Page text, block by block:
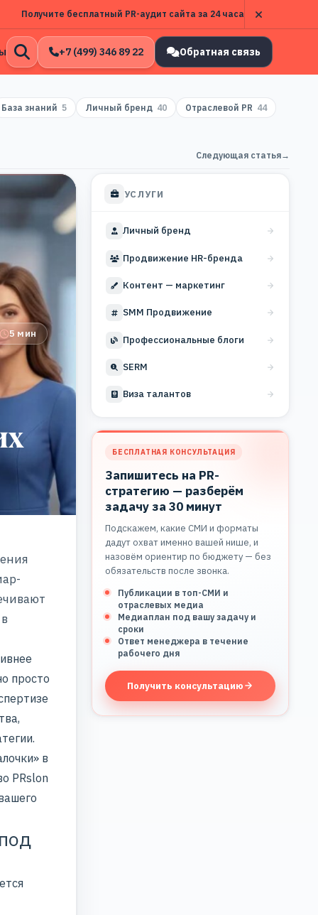
Получите бесплатный PR-аудит сайта за 24 часа
Открыть
поиск
+7 (499) 346 89 22 Обратная связь
База знаний 5 Личный бренд 40 Отраслевой PR 44
Следующая статья→
5 мин
просто
,
в
PRslon
УСЛУГИ
Личный бренд
Продвижение HR-бренда
Контент — маркетинг
SMM Продвижение
Профессиональные блоги
SERM
Виза талантов
БЕСПЛАТНАЯ КОНСУЛЬТАЦИЯ
Запишитесь на PR-
стратегию — разберём
задачу за 30 минут
Подскажем, какие СМИ и форматы
дадут охват именно вашей нише, и
назовём ориентир по бюджету — без
обязательств после звонка.
Публикации в топ-СМИ и
отраслевых медиа
Медиаплан под вашу задачу и
сроки
Ответ менеджера в течение
рабочего дня
Получить консультацию